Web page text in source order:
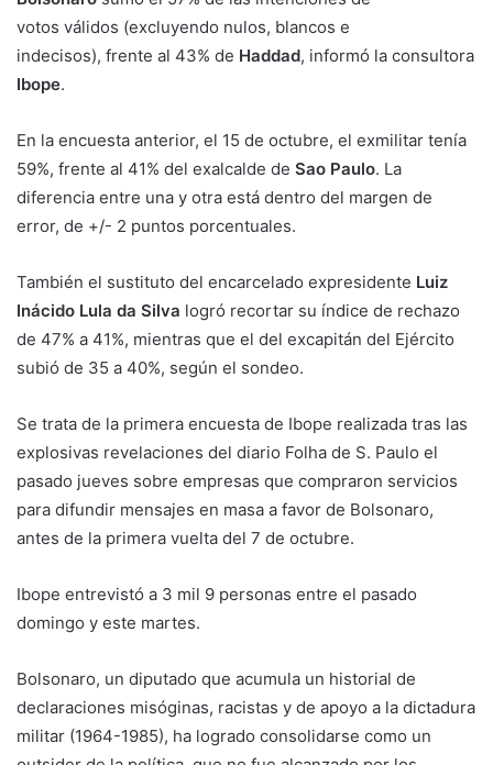
votos válidos (excluyendo nulos, blancos e
indecisos), frente al 43% de Haddad, informó la consultora
Ibope.
En la encuesta anterior, el 15 de octubre, el exmilitar tenía
59%, frente al 41% del exalcalde de Sao Paulo. La
diferencia entre una y otra está dentro del margen de
error, de +/- 2 puntos porcentuales.
También el sustituto del encarcelado expresidente Luiz
Inácido Lula da Silva logró recortar su índice de rechazo
de 47% a 41%, mientras que el del excapitán del Ejército
subió de 35 a 40%, según el sondeo.
Se trata de la primera encuesta de Ibope realizada tras las
explosivas revelaciones del diario Folha de S. Paulo el
pasado jueves sobre empresas que compraron servicios
para difundir mensajes en masa a favor de Bolsonaro,
antes de la primera vuelta del 7 de octubre.
Ibope entrevistó a 3 mil 9 personas entre el pasado
domingo y este martes.
Bolsonaro, un diputado que acumula un historial de
declaraciones misóginas, racistas y de apoyo a la dictadura
militar (1964-1985), ha logrado consolidarse como un